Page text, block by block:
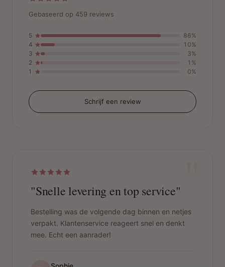
Gebaseerd op 459 reviews
5
86%
4
10%
3
3%
2
1%
1
0%
Schrijf een review
"Snelle levering en top service"
Bestelling was de volgende dag binnen en netjes
verpakt. Klantenservice reageert snel en denkt
mee. Echt een aanrader!